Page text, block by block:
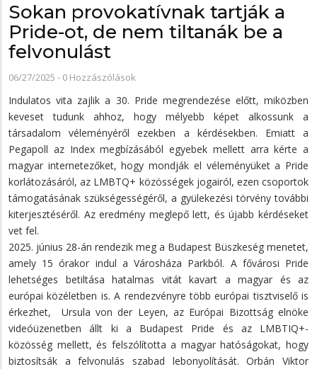
Sokan provokatívnak tartják a
Pride-ot, de nem tiltanák be a
felvonulást
06/27/2025 - 0 Hozzászólások
Indulatos vita zajlik a 30. Pride megrendezése előtt, miközben
keveset tudunk ahhoz, hogy mélyebb képet alkossunk a
társadalom véleményéről ezekben a kérdésekben. Emiatt a
Pegapoll az Index megbízásából egyebek mellett arra kérte a
magyar internetezőket, hogy mondják el véleményüket a Pride
korlátozásáról, az LMBTQ+ közösségek jogairól, ezen csoportok
támogatásának szükségességéről, a gyülekezési törvény további
kiterjesztéséről. Az eredmény meglepő lett, és újabb kérdéseket
vet fel.
2025. június 28-án rendezik meg a Budapest Büszkeség menetet,
amely 15 órakor indul a Városháza Parkból. A fővárosi Pride
lehetséges betiltása hatalmas vitát kavart a magyar és az
európai közéletben is. A rendezvényre több európai tisztviselő is
érkezhet, Ursula von der Leyen, az Európai Bizottság elnöke
videóüzenetben állt ki a Budapest Pride és az LMBTIQ+-
közösség mellett, és felszólította a magyar hatóságokat, hogy
biztosítsák a felvonulás szabad lebonyolítását. Orbán Viktor